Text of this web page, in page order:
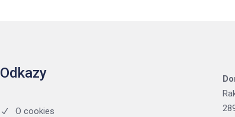
Odkazy
O cookies